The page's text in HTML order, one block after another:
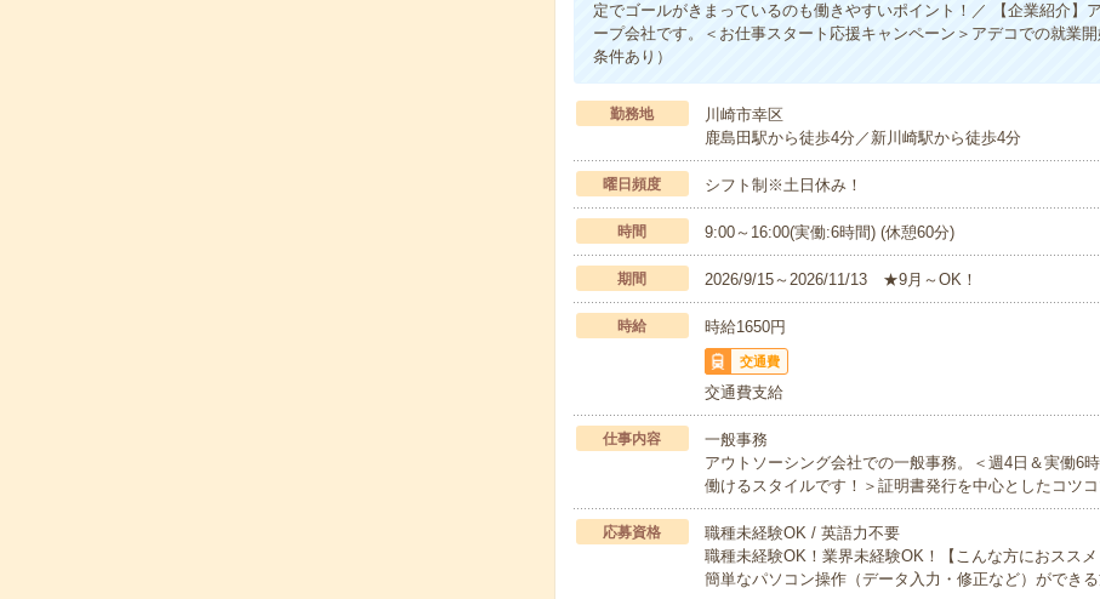
定でゴールがきまっているのも働きやすいポイント！／ 【企業紹介】
ープ会社です。＜お仕事スタート応援キャンペーン＞アデコでの就業
条件あり）
勤務地
川崎市幸区
鹿島田駅から徒歩4分／新川崎駅から徒歩4分
曜日頻度 シフト制※土日休み！
時間 9:00～16:00(実働:6時間) (休憩60分)
期間 2026/9/15～2026/11/13 ★9月～OK！
時給 時給1650円
交通費
交通費支給
仕事内容
一般事務
アウトソーシング会社での一般事務。＜週4日＆実働6
働けるスタイルです！＞証明書発行を中心としたコツ
応募資格
職種未経験OK / 英語力不要
職種未経験OK！業界未経験OK！【こんな方におスス
簡単なパソコン操作（データ入力・修正など）ができ